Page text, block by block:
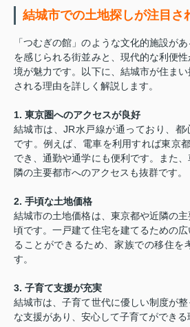
結城市での土地探しが注目さ
「つむぎの館」のような文化的施設が
を感じられる街並みと、現代的な利便
境が魅力です。以下に、結城市が住ま
される理由を詳しく解説します。
1. 東京圏へのアクセスが良好
結城市は、JR水戸線が通っており、都
です。例えば、電車を利用すれば東京
でき、通勤や通学にも便利です。また
隣の主要都市へのアクセスも抜群です。
2. 手頃な土地価格
結城市の土地価格は、東京都や近隣の
頃です。一戸建て住宅を建てるための
ることができるため、家族での移住を
す。
3. 子育て支援が充実
結城市は、子育て世代に優しい制度が
な支援があり、安心して子育てができる